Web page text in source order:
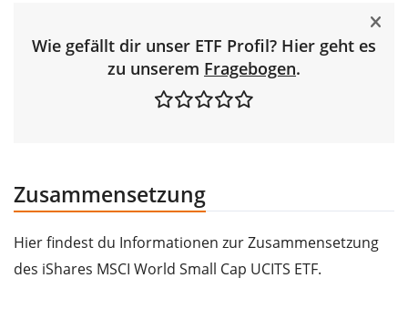
Wie gefällt dir unser ETF Profil? Hier geht es
zu unserem Fragebogen.
Zusammensetzung
Hier findest du Informationen zur Zusammensetzung
des iShares MSCI World Small Cap UCITS ETF.